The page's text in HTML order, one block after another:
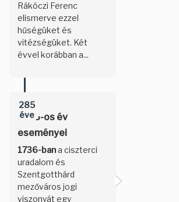
Rákóczi Ferenc
elismerve ezzel
hűségüket és
vitézségüket. Két
évvel korábban a...
285
éve
1736-os év
eseményei
1736-bana ciszterci
uradalom és
Szentgotthárd
mezőváros jogi
viszonyát egy